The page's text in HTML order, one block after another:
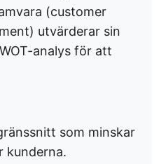
(customer
utvärderar sin
analys för att
som minskar
kunderna.